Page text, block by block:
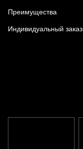
Преимущества
Индивидуальный заказ